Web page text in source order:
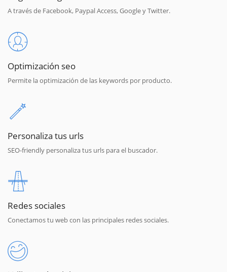
A través de Facebook, Paypal Access, Google y Twitter.
Optimización seo
Permite la optimización de las keywords por producto.
Personaliza tus urls
SEO-friendly personaliza tus urls para el buscador.
Redes sociales
Conectamos tu web con las principales redes sociales.